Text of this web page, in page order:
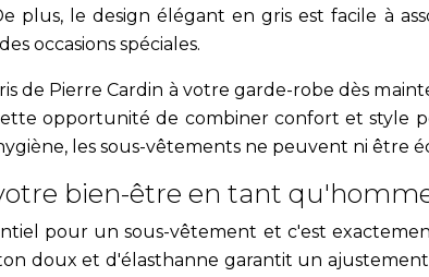
plus, le design élégant en gris est facile à
occasions spéciales.
de Pierre Cardin à votre garde-robe dès
opportunité de combiner confort et style
les sous-vêtements ne peuvent ni être
bien-être en tant
pour un sous-vêtement et c'est
doux et d'élasthanne garantit un